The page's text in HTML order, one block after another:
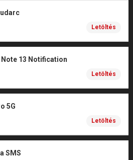
Letöltés
13 Notification
Letöltés
5G
Letöltés
SMS